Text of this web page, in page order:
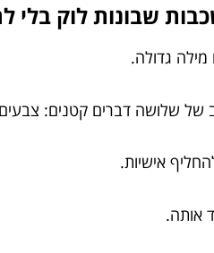
מילה גדולה.
של שלושה דברים קטנים: צבעים,
אישיות.
אותה.